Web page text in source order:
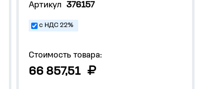
Артикул 376157
с НДС 22%
Стоимость товара:
66 857,51